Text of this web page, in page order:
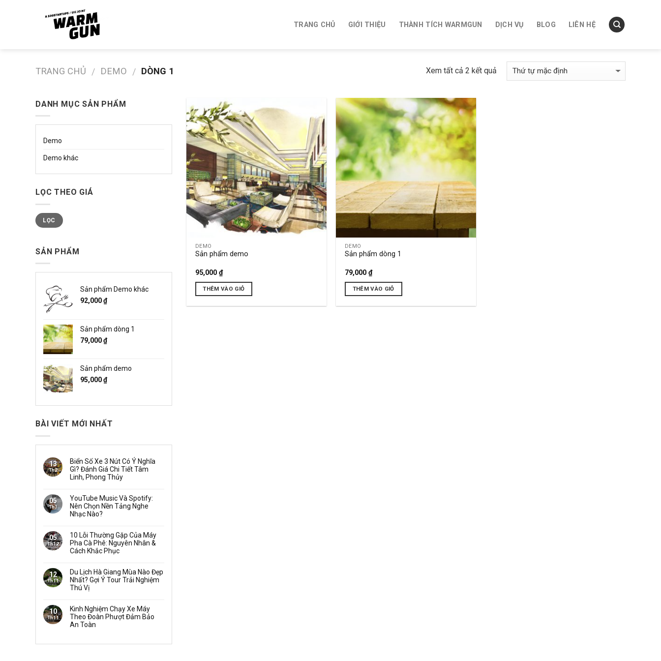
TRANG CHỦ GIỚI THIỆU THÀNH TÍCH WARMGUN DỊCH VỤ BLOG LIÊN HỆ
TRANG CHỦ / DEMO / DÒNG 1 Xem tất cả 2 kết quả
DANH MỤC SẢN PHẨM
Demo
Demo khác
LỌC THEO GIÁ
LỌC
SẢN PHẨM
Sản phẩm Demo khác
92,000₫
Sản phẩm dòng 1
79,000₫
Sản phẩm demo
95,000₫
BÀI VIẾT MỚI NHẤT
13
Th2
Biển Số Xe 3 Nút Có Ý Nghĩa
Gì? Đánh Giá Chi Tiết Tâm
Linh, Phong Thủy
05
Th1
YouTube Music Và Spotify:
Nên Chọn Nền Tảng Nghe
Nhạc Nào?
05
Th12
10 Lỗi Thường Gặp Của Máy
Pha Cà Phê: Nguyên Nhân &
Cách Khắc Phục
12
Th11
Du Lịch Hà Giang Mùa Nào Đẹp
Nhất? Gợi Ý Tour Trải Nghiệm
Thú Vị
10
Th11
Kinh Nghiệm Chạy Xe Máy
Theo Đoàn Phượt Đảm Bảo
An Toàn
DEMO
Sản phẩm demo
95,000 ₫
THÊM VÀO GIỎ
DEMO
Sản phẩm dòng 1
79,000 ₫
THÊM VÀO GIỎ